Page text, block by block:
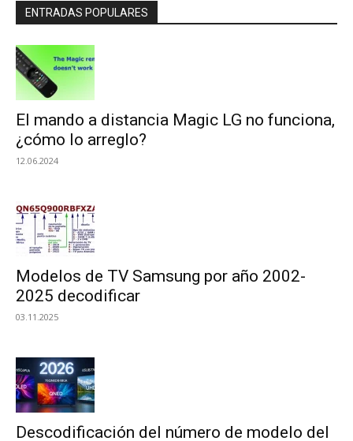
ENTRADAS POPULARES
El mando a distancia Magic LG no funciona,
¿cómo lo arreglo?
12.06.2024
Modelos de TV Samsung por año 2002-
2025 decodificar
03.11.2025
Descodificación del número de modelo del